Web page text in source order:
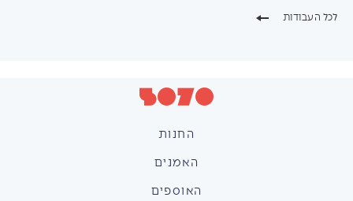
לכל העבודות
החנות
האמנים
האוספים